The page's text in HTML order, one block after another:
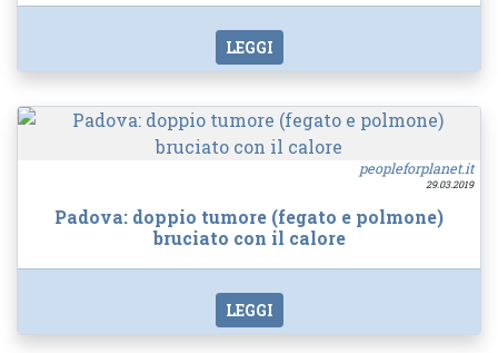
LEGGI
peopleforplanet.it
29.03.2019
Padova: doppio tumore (fegato e polmone)
bruciato con il calore
LEGGI